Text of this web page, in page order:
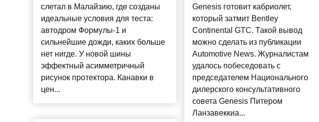
слетал в Малайзию, где созданы
идеальные условия для теста:
автодром Формулы-1 и
сильнейшие дожди, каких больше
нет нигде. У новой шины
эффектный асимметричный
рисунок протектора. Канавки в
цен...
Genesis готовит кабриолет,
который затмит Bentley
Continental GTC. Такой вывод
можно сделать из публикации
Automotive News. Журналистам
удалось побеседовать с
председателем Национального
дилерского консультативного
совета Genesis Питером
Ланзавеккиа...